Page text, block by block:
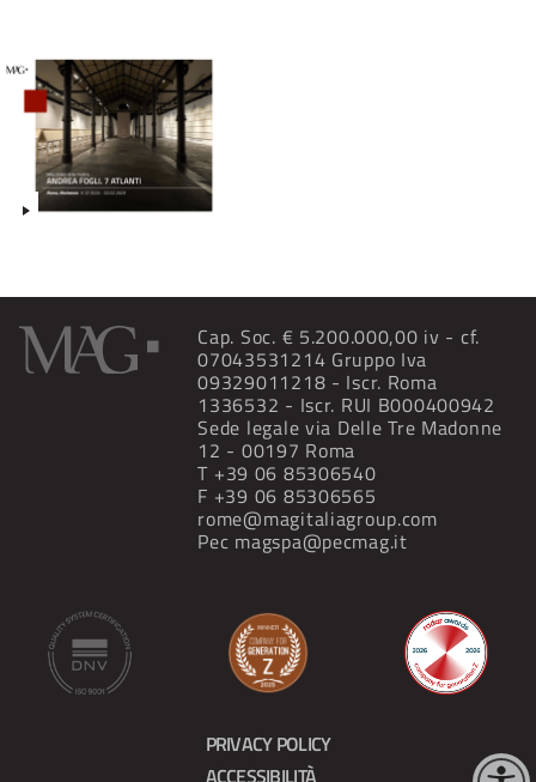
Cap. Soc. € 5.200.000,00 iv - cf.
07043531214 Gruppo Iva
09329011218 - Iscr. Roma
1336532 - Iscr. RUI B000400942
Sede legale via Delle Tre Madonne
12 - 00197 Roma
T +39 06 85306540
F +39 06 85306565
rome@magitaliagroup.com
Pec magspa@pecmag.it
PRIVACY POLICY